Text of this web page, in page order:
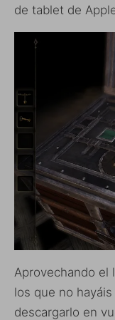
de tablet de
Aprovechando el
los que no
descargarlo en